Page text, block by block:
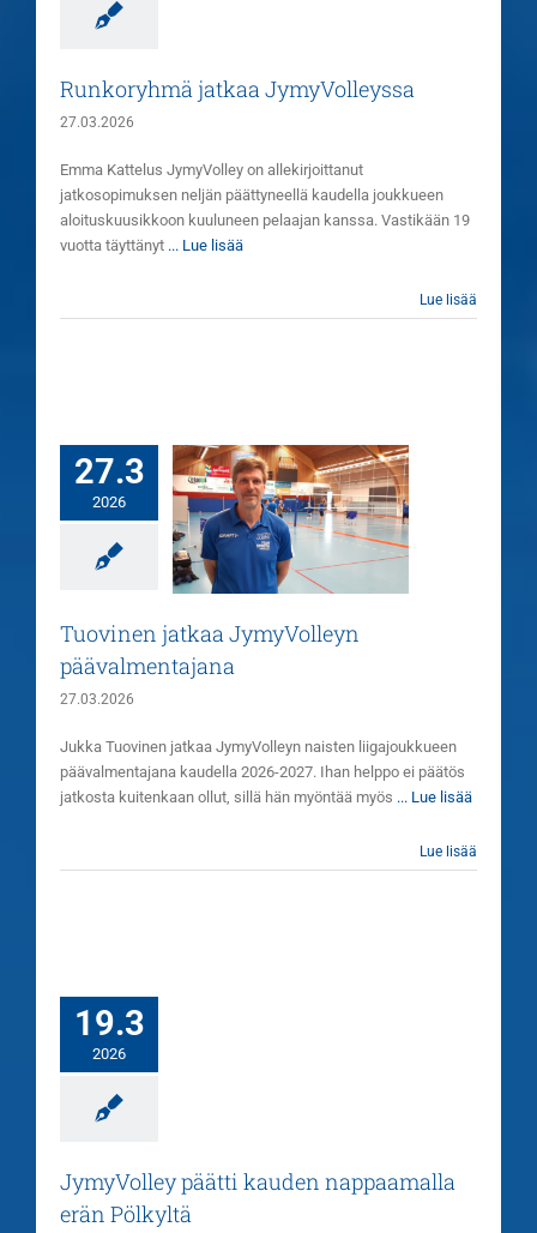
Runkoryhmä jatkaa JymyVolleyssa
27.03.2026
Emma Kattelus JymyVolley on allekirjoittanut
jatkosopimuksen neljän päättyneellä kaudella joukkueen
aloituskuusikkoon kuuluneen pelaajan kanssa. Vastikään 19
vuotta täyttänyt ... Lue lisää
Lue lisää
27.3
2026
jatkaa
Tuovinen jatkaa JymyVolleyn
päävalmentajana
27.03.2026
Jukka Tuovinen jatkaa JymyVolleyn naisten liigajoukkueen
päävalmentajana kaudella 2026-2027. Ihan helppo ei päätös
jatkosta kuitenkaan ollut, sillä hän myöntää myös ... Lue lisää
Lue lisää
19.3
2026
JymyVolley päätti kauden nappaamalla
erän Pölkyltä